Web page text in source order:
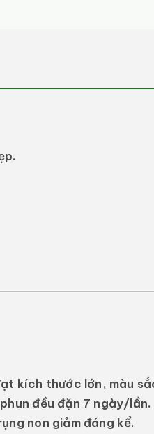
kích thước lớn, màu
đều đặn 7 ngày/lần.
non giảm đáng kể.